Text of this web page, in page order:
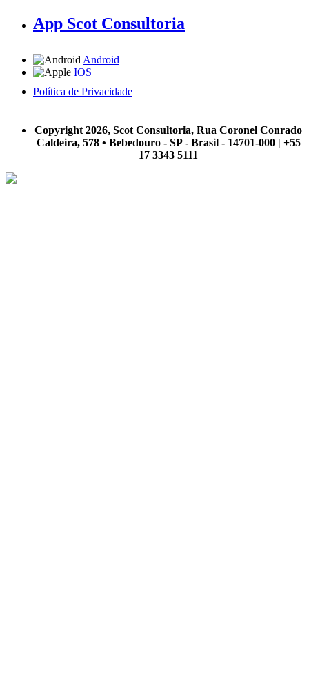
App Scot Consultoria
Android
IOS
Política de Privacidade
Copyright 2026, Scot Consultoria, Rua Coronel Conrado
Caldeira, 578 • Bebedouro - SP - Brasil - 14701-000 | +55
17 3343 5111